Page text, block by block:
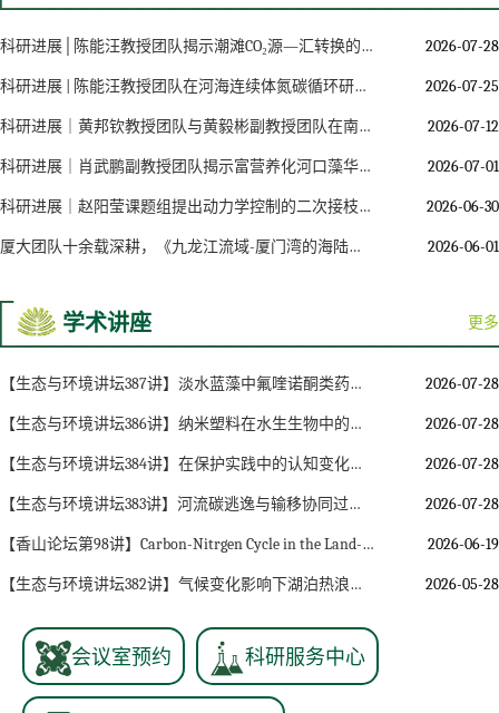
科研进展│陈能汪教授团队揭示潮滩CO₂源—汇转换的水文淹水阈值调控机制 2026-07-28
科研进展 | 陈能汪教授团队在河海连续体氮碳循环研究方面取得新进展 2026-07-25
科研进展｜黄邦钦教授团队与黄毅彬副教授团队在南海深海碳通量高频变化规律及其调控机制研究中取得新进展 2026-07-12
科研进展｜肖武鹏副教授团队揭示富营养化河口藻华快速生消的潮周期驱动机制 2026-07-01
科研进展｜赵阳莹课题组提出动力学控制的二次接枝理论 2026-06-30
厦大团队十余载深耕，《九龙江流域-厦门湾的海陆界面生态环境》专著出版 2026-06-01
学术讲座 更多
【生态与环境讲坛387讲】淡水蓝藻中氟喹诺酮类药物生物利用度建模A fluoroquinolone bioavailability model framework for freshwater cyanobacteria 2026-07-28
【生态与环境讲坛386讲】纳米塑料在水生生物中的时空归趋与跨层级毒性效应可视化研究 2026-07-28
【生态与环境讲坛384讲】在保护实践中的认知变化与思考 2026-07-28
【生态与环境讲坛383讲】河流碳逃逸与输移协同过程及其精准评估：从大数据挖掘到机理解析 2026-07-28
【香山论坛第98讲】Carbon-Nitrgen Cycle in the Land-Sea continuum 2026-06-19
【生态与环境讲坛382讲】气候变化影响下湖泊热浪与脱氧 2026-05-28
会议室预约 科研服务中心